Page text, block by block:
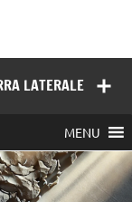
LATERALE
MENU